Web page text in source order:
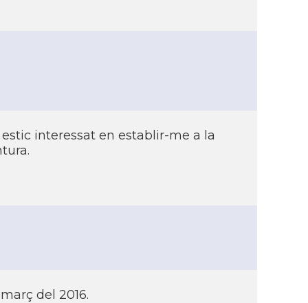
interessat en establir-me a la
del 2016.